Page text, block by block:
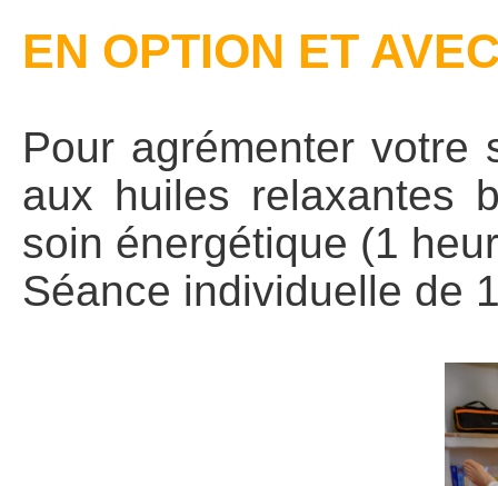
EN OPTION ET
Pour agrémenter votre
aux huiles relaxantes
soin énergétique (1
Séance individuelle de